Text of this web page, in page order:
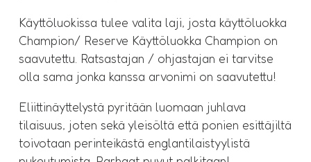
Käyttöluokissa tulee valita laji, josta käyttöluokka
Champion/ Reserve Käyttöluokka Champion on
saavutettu. Ratsastajan / ohjastajan ei tarvitse
olla sama jonka kanssa arvonimi on saavutettu!
Eliittinäyttelystä pyritään luomaan juhlava
tilaisuus, joten sekä yleisöltä että ponien esittäjiltä
toivotaan perinteikästä englantilaistyylistä